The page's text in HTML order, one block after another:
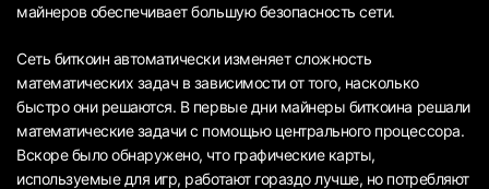
майнеров обеспечивает большую безопасность сети.
Сеть биткоин автоматически изменяет сложность
математических задач в зависимости от того, насколько
быстро они решаются. В первые дни майнеры биткоина решали
математические задачи с помощью центрального процессора.
Вскоре было обнаружено, что графические карты,
используемые для игр, работают гораздо лучше, но потребляют